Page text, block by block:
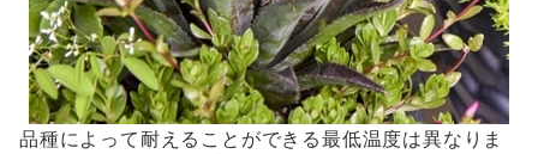
品種によって耐えることができる最低温度は異なりま